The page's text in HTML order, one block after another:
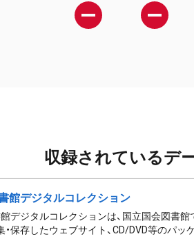
収録されているデ
館デジタルコレクション
デジタルコレクションは、国立国会図書
・保存したウェブサイト、CD/DVD等のパッ